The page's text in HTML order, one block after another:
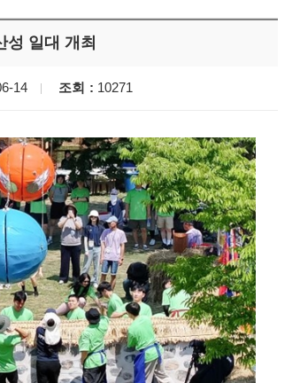
성 일대 개최
14 조회 10271
고양시 폭염특보에 '도로 살수차' 전
면 가동
물향기수목원 무궁화 절정 '50여 품
종 감상'